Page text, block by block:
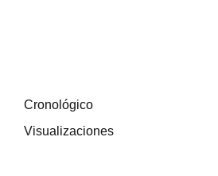
Cronológico
Visualizaciones